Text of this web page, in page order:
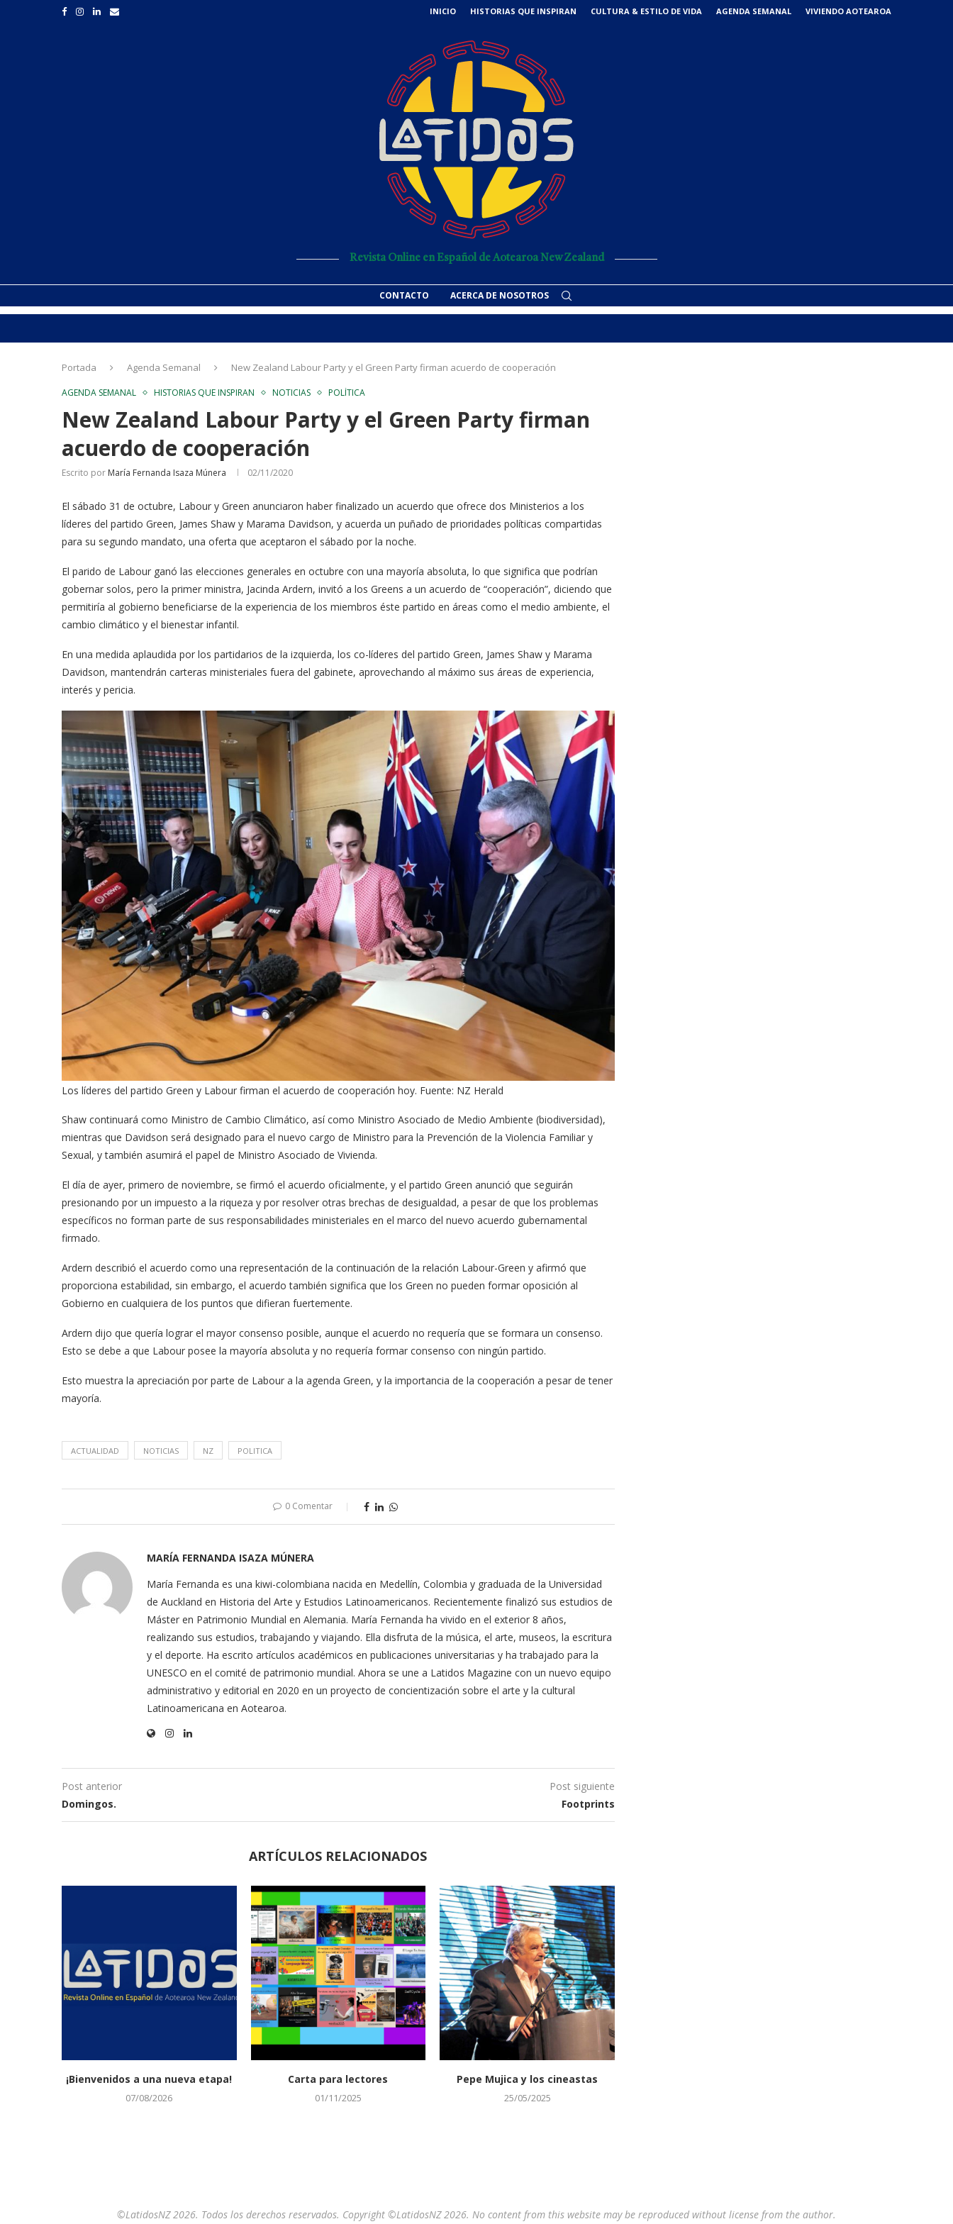
INICIO HISTORIAS QUE INSPIRAN CULTURA & ESTILO DE VIDA AGENDA SEMANAL VIVIENDO AOTEAROA
Revista Online en Español de Aotearoa New Zealand
CONTACTO ACERCA DE NOSOTROS
Portada Agenda Semanal New Zealand Labour Party y el Green Party firman acuerdo de cooperación
AGENDA SEMANAL HISTORIAS QUE INSPIRAN NOTICIAS POLÍTICA
New Zealand Labour Party y el Green Party firman
acuerdo de cooperación
Escrito por María Fernanda Isaza Múnera 02/11/2020
El sábado 31 de octubre, Labour y Green anunciaron haber finalizado un acuerdo que ofrece dos Ministerios a los
líderes del partido Green, James Shaw y Marama Davidson, y acuerda un puñado de prioridades políticas compartidas
para su segundo mandato, una oferta que aceptaron el sábado por la noche.
El parido de Labour ganó las elecciones generales en octubre con una mayoría absoluta, lo que significa que podrían
gobernar solos, pero la primer ministra, Jacinda Ardern, invitó a los Greens a un acuerdo de “cooperación”, diciendo que
permitiría al gobierno beneficiarse de la experiencia de los miembros éste partido en áreas como el medio ambiente, el
cambio climático y el bienestar infantil.
En una medida aplaudida por los partidarios de la izquierda, los co-líderes del partido Green, James Shaw y Marama
Davidson, mantendrán carteras ministeriales fuera del gabinete, aprovechando al máximo sus áreas de experiencia,
interés y pericia.
Los líderes del partido Green y Labour firman el acuerdo de cooperación hoy. Fuente: NZ Herald
Shaw continuará como Ministro de Cambio Climático, así como Ministro Asociado de Medio Ambiente (biodiversidad),
mientras que Davidson será designado para el nuevo cargo de Ministro para la Prevención de la Violencia Familiar y
Sexual, y también asumirá el papel de Ministro Asociado de Vivienda.
El día de ayer, primero de noviembre, se firmó el acuerdo oficialmente, y el partido Green anunció que seguirán
presionando por un impuesto a la riqueza y por resolver otras brechas de desigualdad, a pesar de que los problemas
específicos no forman parte de sus responsabilidades ministeriales en el marco del nuevo acuerdo gubernamental
firmado.
Ardern describió el acuerdo como una representación de la continuación de la relación Labour-Green y afirmó que
proporciona estabilidad, sin embargo, el acuerdo también significa que los Green no pueden formar oposición al
Gobierno en cualquiera de los puntos que difieran fuertemente.
Ardern dijo que quería lograr el mayor consenso posible, aunque el acuerdo no requería que se formara un consenso.
Esto se debe a que Labour posee la mayoría absoluta y no requería formar consenso con ningún partido.
Esto muestra la apreciación por parte de Labour a la agenda Green, y la importancia de la cooperación a pesar de tener
mayoría.
ACTUALIDAD NOTICIAS NZ POLITICA
0 Comentar
MARÍA FERNANDA ISAZA MÚNERA
María Fernanda es una kiwi-colombiana nacida en Medellín, Colombia y graduada de la Universidad
de Auckland en Historia del Arte y Estudios Latinoamericanos. Recientemente finalizó sus estudios de
Máster en Patrimonio Mundial en Alemania. María Fernanda ha vivido en el exterior 8 años,
realizando sus estudios, trabajando y viajando. Ella disfruta de la música, el arte, museos, la escritura
y el deporte. Ha escrito artículos académicos en publicaciones universitarias y ha trabajado para la
UNESCO en el comité de patrimonio mundial. Ahora se une a Latidos Magazine con un nuevo equipo
administrativo y editorial en 2020 en un proyecto de concientización sobre el arte y la cultural
Latinoamericana en Aotearoa.
Post anterior
Domingos.
Post siguiente
Footprints
ARTÍCULOS RELACIONADOS
¡Bienvenidos a una nueva etapa!
07/08/2026
Carta para lectores
01/11/2025
Pepe Mujica y los cineastas
25/05/2025
©LatidosNZ 2026. Todos los derechos reservados. Copyright ©LatidosNZ 2026. No content from this website may be reproduced without license from the author.